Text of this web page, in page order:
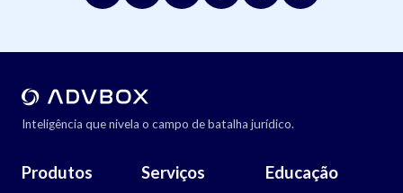
Inteligência que nivela o campo de batalha jurídico.
Produtos Serviços Educação